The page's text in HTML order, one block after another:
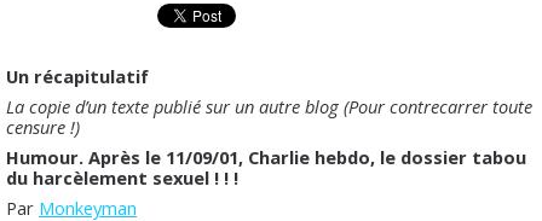
Un récapitulatif
La copie d’un texte publié sur un autre blog (Pour contrecarrer toute
censure !)
Humour. Après le 11/09/01, Charlie hebdo, le dossier tabou
du harcèlement sexuel ! ! !
Par Monkeyman